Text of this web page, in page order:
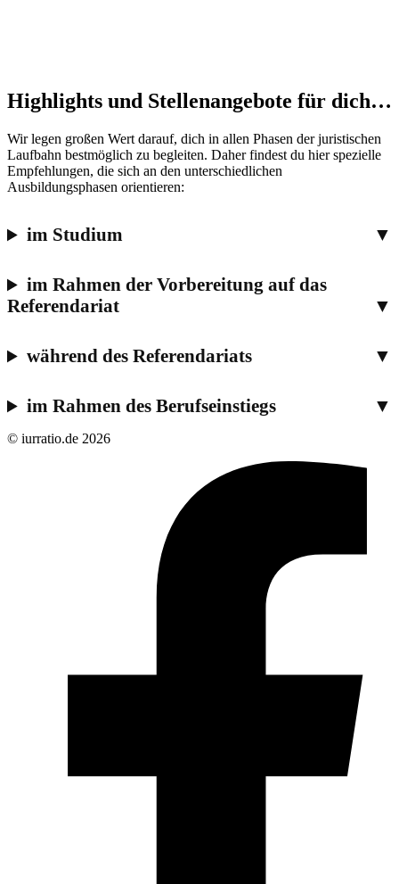
Highlights und Stellenangebote für dich…
Wir legen großen Wert darauf, dich in allen Phasen der juristischen
Laufbahn bestmöglich zu begleiten. Daher findest du hier spezielle
Empfehlungen, die sich an den unterschiedlichen
Ausbildungsphasen orientieren:
im Studium
im Rahmen der Vorbereitung auf das
Referendariat
während des Referendariats
im Rahmen des Berufseinstiegs
© iurratio.de 2026